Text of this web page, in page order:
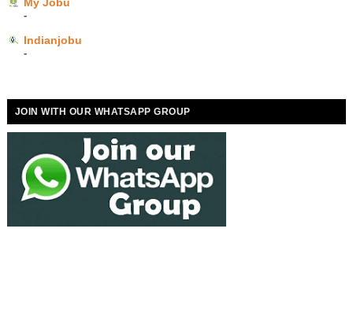
My Jobu
-
Indianjobu
-
JOIN WITH OUR WHATSAPP GROUP